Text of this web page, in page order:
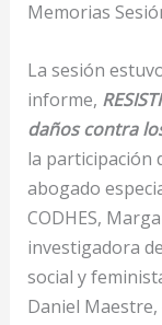
Memorias
La sesión
informe,
daños contra
la participación
abogado
CODHES,
investigadora
social y
Daniel